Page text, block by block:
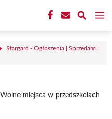
Stargard - Ogłoszenia | Sprzedam |
Wolne miejsca w przedszkolach